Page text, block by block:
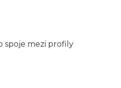
spoje mezi profily